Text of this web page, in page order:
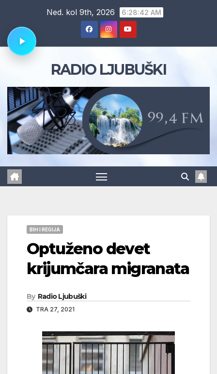
content
Ned. kol 9th, 2026 6:28:43 AM
RADIO LJUBUŠKI
BIH I REGIJA
Optuženo devet
krijumčara migranata
By Radio Ljubuški
TRA 27, 2021